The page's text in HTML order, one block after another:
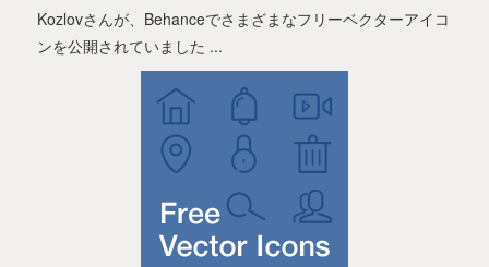
Kozlovさんが、Behanceでさまざまなフリーベクターアイコ
ンを公開されていました ...